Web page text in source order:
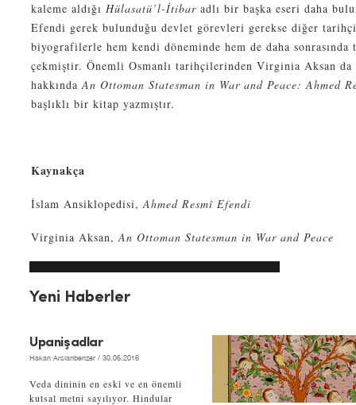
kaleme aldığı Hülasatü’l-İtibar adlı bir başka eseri daha
Efendi gerek bulunduğu devlet görevleri gerekse diğer
biyografilerle hem kendi döneminde hem de daha
çekmiştir. Önemli Osmanlı tarihçilerinden Virginia Aksan da
hakkındaAn Ottoman Statesman in War and Peace: Ahmed
başlıklı bir kitap yazmıştır.
Kaynakça
İslam Ansiklopedisi,Ahmed Resmî Efendi
Virginia Aksan,An Ottoman Statesman in War and Peace
Yeni Haberler
Upanişadlar
Hakan Arslanbenzer / 30.06.2016
Veda dininin en eski ve en önemli
kutsal metni sayılıyor. Hindular